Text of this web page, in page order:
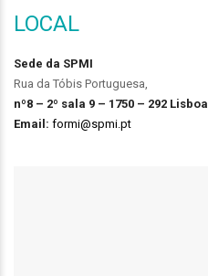
LOCAL
Sede da SPMI
Rua da Tóbis Portuguesa,
nº8 – 2º sala 9 – 1750 – 292 Lisboa
Email: formi@spmi.pt